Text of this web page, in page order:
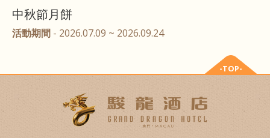
中秋節月餅
活動期間 - 2026.07.09 ~ 2026.09.24
-TOP-